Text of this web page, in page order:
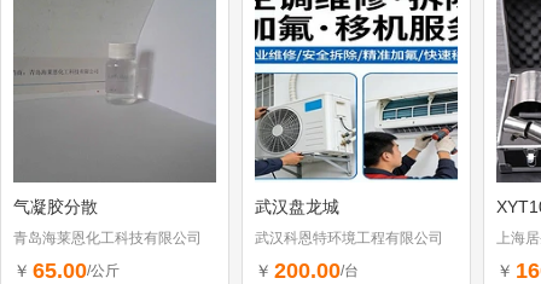
气凝胶分散
青岛海莱恩化工科技有限公司
￥ 65.00/公斤
武汉盘龙城
武汉科恩特环境工程有限公司
￥ 200.00/台
上海
￥